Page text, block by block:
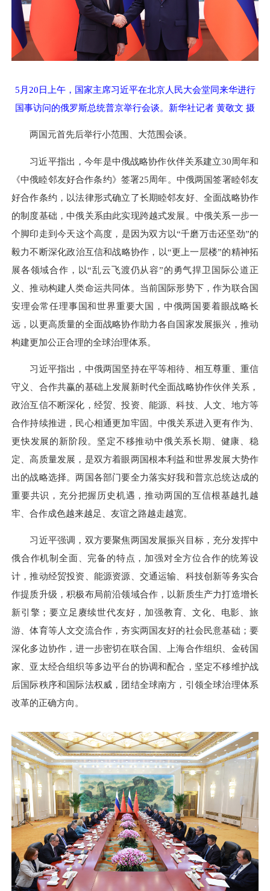
5月20日上午，国家主席习近平在北京人民大会堂同来华进行
国事访问的俄罗斯总统普京举行会谈。新华社记者 黄敬文 摄
两国元首先后举行小范围、大范围会谈。
习近平指出，今年是中俄战略协作伙伴关系建立30周年和
《中俄睦邻友好合作条约》签署25周年。中俄两国签署睦邻友
好合作条约，以法律形式确立了长期睦邻友好、全面战略协作
的制度基础，中俄关系由此实现跨越式发展。中俄关系一步一
个脚印走到今天这个高度，是因为双方以“千磨万击还坚劲”的
毅力不断深化政治互信和战略协作，以“更上一层楼”的精神拓
展各领域合作，以“乱云飞渡仍从容”的勇气捍卫国际公道正
义、推动构建人类命运共同体。当前国际形势下，作为联合国
安理会常任理事国和世界重要大国，中俄两国要着眼战略长
远，以更高质量的全面战略协作助力各自国家发展振兴，推动
构建更加公正合理的全球治理体系。
习近平指出，中俄两国坚持在平等相待、相互尊重、重信
守义、合作共赢的基础上发展新时代全面战略协作伙伴关系，
政治互信不断深化，经贸、投资、能源、科技、人文、地方等
合作持续推进，民心相通更加牢固。中俄关系进入更有作为、
更快发展的新阶段。坚定不移推动中俄关系长期、健康、稳
定、高质量发展，是双方着眼两国根本利益和世界发展大势作
出的战略选择。两国各部门要全力落实好我和普京总统达成的
重要共识，充分把握历史机遇，推动两国的互信根基越扎越
牢、合作成色越来越足、友谊之路越走越宽。
习近平强调，双方要聚焦两国发展振兴目标，充分发挥中
俄合作机制全面、完备的特点，加强对全方位合作的统筹设
计，推动经贸投资、能源资源、交通运输、科技创新等务实合
作提质升级，积极布局前沿领域合作，以新质生产力打造增长
新引擎；要立足赓续世代友好，加强教育、文化、电影、旅
游、体育等人文交流合作，夯实两国友好的社会民意基础；要
深化多边协作，进一步密切在联合国、上海合作组织、金砖国
家、亚太经合组织等多边平台的协调和配合，坚定不移维护战
后国际秩序和国际法权威，团结全球南方，引领全球治理体系
改革的正确方向。